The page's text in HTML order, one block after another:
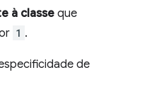
à classeque
1 .
de